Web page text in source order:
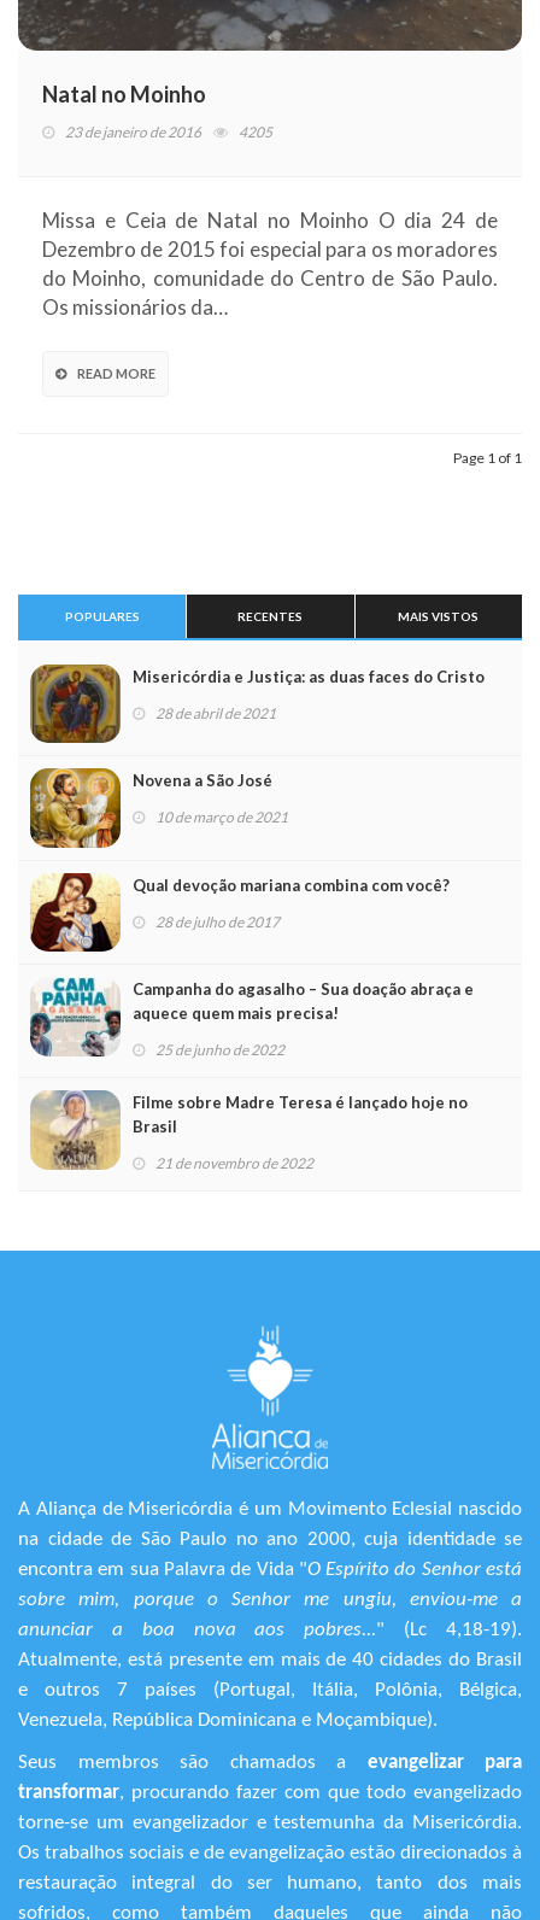
Natal no Moinho
23 de janeiro de 2016 4205
Missa e Ceia de Natal no Moinho O dia 24 de
Dezembro de 2015 foi especial para os moradores
do Moinho, comunidade do Centro de São Paulo.
Os missionários da…
READ MORE
Page 1 of 1
POPULARES RECENTES MAIS VISTOS
Misericórdia e Justiça: as duas faces do Cristo
28 de abril de 2021
Novena a São José
10 de março de 2021
Qual devoção mariana combina com você?
28 de julho de 2017
Campanha do agasalho – Sua doação abraça e
aquece quem mais precisa!
25 de junho de 2022
Filme sobre Madre Teresa é lançado hoje no
Brasil
21 de novembro de 2022
A Aliança de Misericórdia é um Movimento Eclesial nascido
na cidade de São Paulo no ano 2000, cuja identidade se
encontra em sua Palavra de Vida "O Espírito do Senhor está
sobre mim, porque o Senhor me ungiu, enviou-me a
anunciar a boa nova aos pobres..." (Lc 4,18-19).
Atualmente, está presente em mais de 40 cidades do Brasil
e outros 7 países (Portugal, Itália, Polônia, Bélgica,
Venezuela, República Dominicana e Moçambique).
Seus membros são chamados a evangelizar para
transformar, procurando fazer com que todo evangelizado
torne-se um evangelizador e testemunha da Misericórdia.
Os trabalhos sociais e de evangelização estão direcionados à
restauração integral do ser humano, tanto dos mais
sofridos, como também daqueles que ainda não